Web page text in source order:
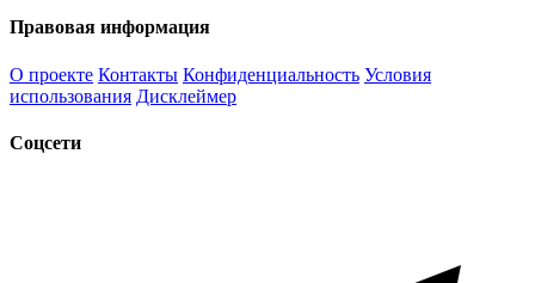
Правовая информация
О проекте Контакты Конфиденциальность Условия
использования Дисклеймер
Соцсети